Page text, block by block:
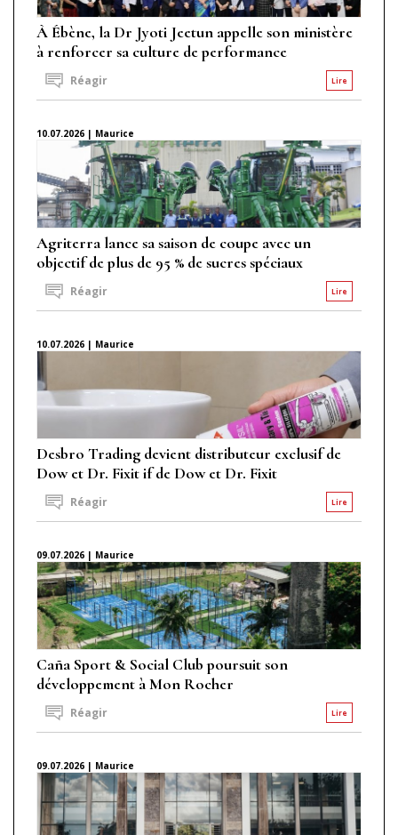
À Ébène, la Dr Jyoti Jeetun appelle son ministère
à renforcer sa culture de performance
Lire
Réagir
10.07.2026 | Maurice
Agriterra lance sa saison de coupe avec un
objectif de plus de 95 % de sucres spéciaux
Lire
Réagir
10.07.2026 | Maurice
Desbro Trading devient distributeur exclusif de
Dow et Dr. Fixit if de Dow et Dr. Fixit
Lire
Réagir
09.07.2026 | Maurice
Caña Sport & Social Club poursuit son
développement à Mon Rocher
Lire
Réagir
09.07.2026 | Maurice